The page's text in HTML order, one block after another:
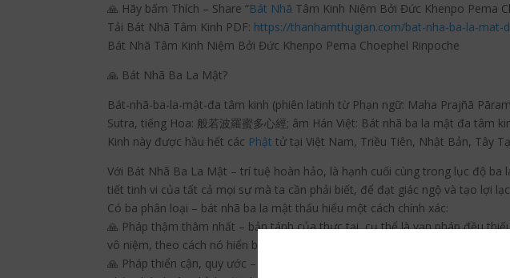
🙏 Hãy bấm Thích – Share “Bát Nhã Tâm Kinh Niệm Bởi Đức Khenpo Pema
Tải Bát Nhã Tâm Kinh PDF: https://thanhamthugian.com/bat-nha-ba-la-mat-
Bát Nhã Tâm Kinh Niệm Bởi Đức Khenpo Pema Choephel Rinpoche
🙏 Bát Nhã Ba La Mật?
Bát-nhã-ba-la-mật-đa tâm kinh (phiên latinh từ Phạn ngữ: Maha Prajñā
Sutra, tiếng Hoa: 般若波羅蜜多心經; âm Hán Việt: Bát nhã ba la mật đa tâm
Kinh này được hầu hết các Phật tử tại Việt Nam, Triều Tiên, Nhật Bản, Tây
Với Bát Nhã Ba La Mật – trí tuệ hoàn hảo, là hạnh cuối cùng trong lục độ
tiết tinh vi của tất cả mọi sự mà ta cần phải biết, để đạt giác ngộ và tạo lợi
Có ba phân loại – bát nhã ba la mật thấu hiểu một cách chính xác:
🙏 Pháp thậm thâm nhất – bản tánh của thực tại, cụ thể là vạn pháp đều
vô niệm, theo cách nó hiển bày.
🙏 Pháp thiển cận, quy ước – năm lãnh vực kiến thức chính: nghệ thuật thủ